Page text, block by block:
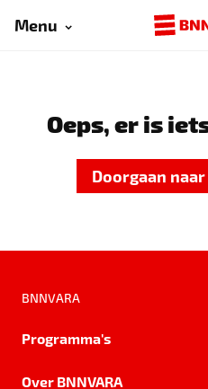
Menu
Oeps, er is
Doorgaan
BNNVARA
Programma's
Over BNNVARA